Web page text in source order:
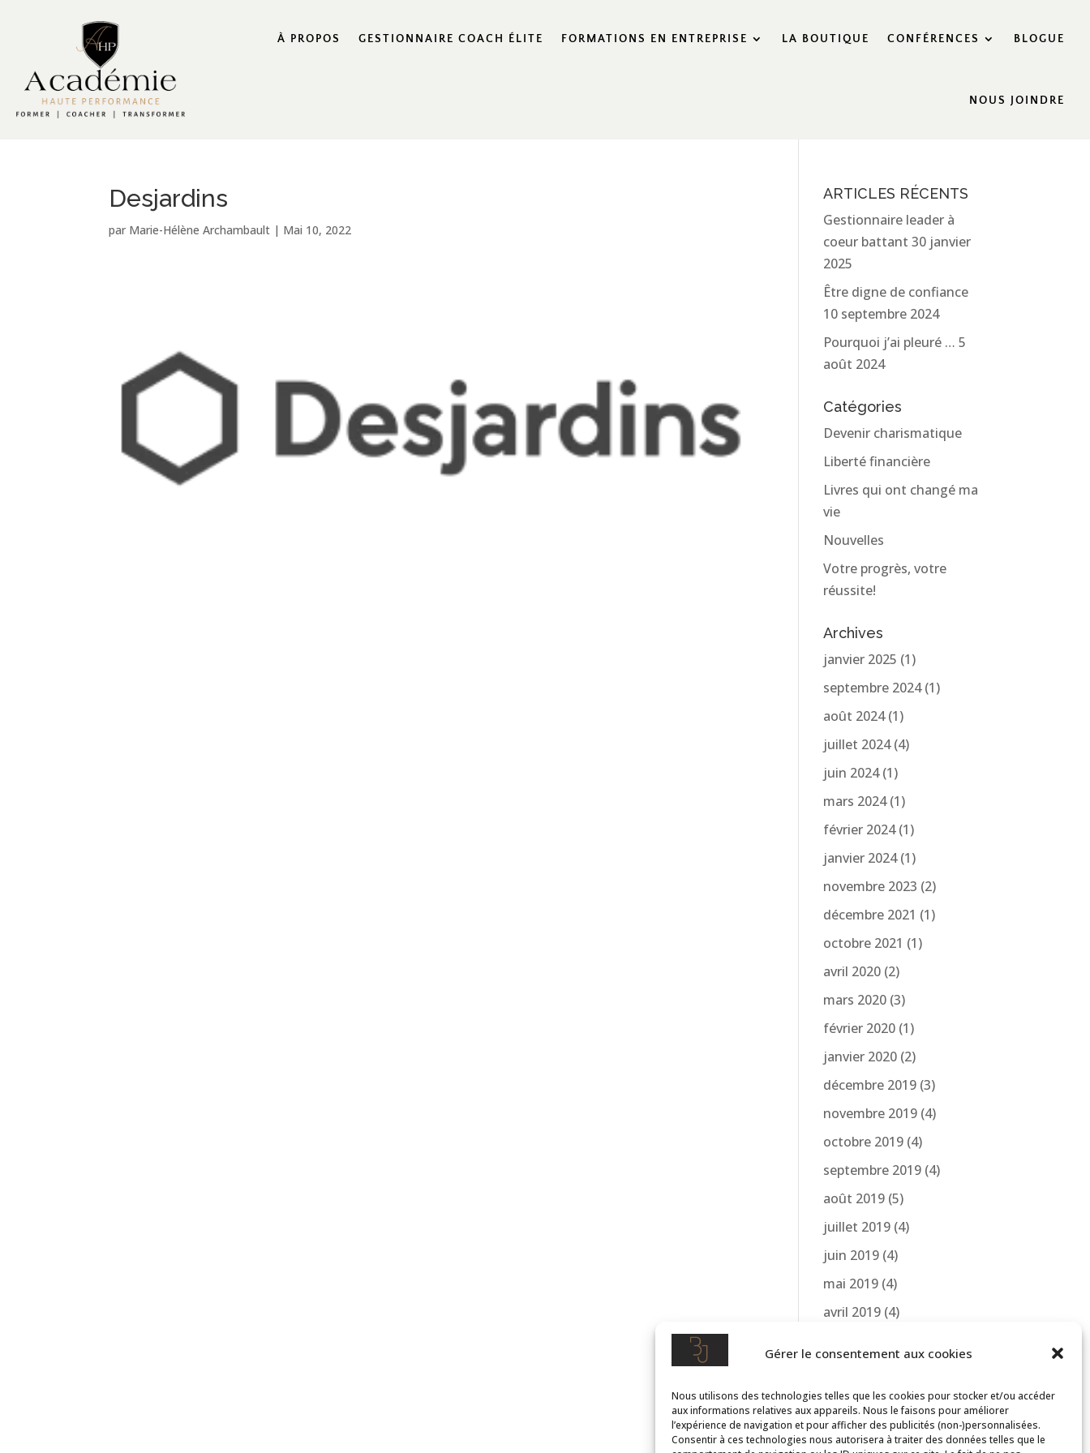
Gérer le consentement aux cookies
Nous utilisons des technologies telles que les cookies pour stocker et/ou accéder
aux informations relatives aux appareils. Nous le faisons pour améliorer
l’expérience de navigation et pour afficher des publicités (non-)personnalisées.
Consentir à ces technologies nous autorisera à traiter des données telles que le
À PROPOS GESTIONNAIRE COACH ÉLITE FORMATIONS EN ENTREPRISE LA BOUTIQUE CONFÉRENCES BLOGUE
NOUS JOINDRE
Desjardins
par Marie-Hélène Archambault | Mai 10, 2022
ARTICLES RÉCENTS
Gestionnaire leader à
coeur battant 30 janvier
2025
Être digne de confiance
10 septembre 2024
Pourquoi j’ai pleuré … 5
août 2024
Catégories
Devenir charismatique
Liberté financière
Livres qui ont changé ma
vie
Nouvelles
Votre progrès, votre
réussite!
Archives
janvier 2025 (1)
septembre 2024(1)
août 2024(1)
juillet 2024(4)
juin 2024(1)
mars 2024(1)
février 2024(1)
janvier 2024(1)
novembre 2023 (2)
décembre 2021 (1)
octobre 2021 (1)
avril 2020 (2)
mars 2020 (3)
février 2020 (1)
janvier 2020 (2)
décembre 2019 (3)
novembre 2019 (4)
octobre 2019 (4)
septembre 2019 (4)
août 2019 (5)
juillet 2019 (4)
juin 2019 (4)
mai 2019 (4)
avril 2019 (4)
mars 2018(1)